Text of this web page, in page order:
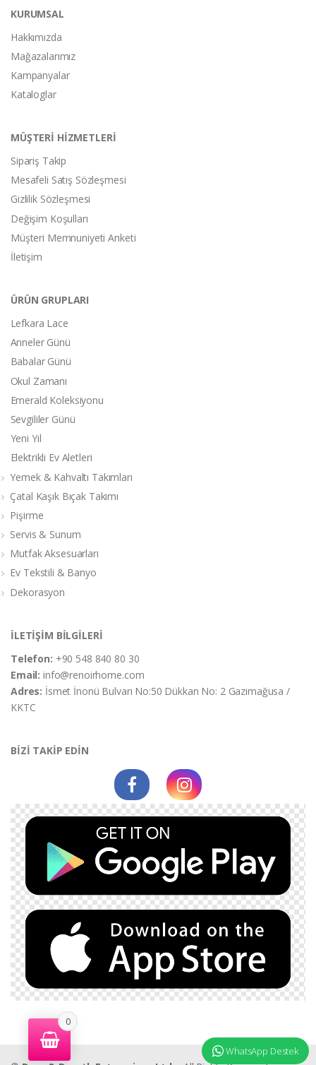
KURUMSAL
Hakkımızda
Mağazalarımız
Kampanyalar
Kataloglar
MÜŞTERİ HİZMETLERİ
Sipariş Takip
Mesafeli Satış Sözleşmesi
Gizlilik Sözleşmesi
Değişim Koşulları
Müşteri Memnuniyeti Anketi
İletişim
ÜRÜN GRUPLARI
Lefkara Lace
Anneler Günü
Babalar Günü
Okul Zamanı
Emerald Koleksiyonu
Sevgililer Günü
Yeni Yıl
Elektrikli Ev Aletleri
Yemek & Kahvaltı Takımları
Çatal Kaşık Bıçak Takımı
Pişirme
Servis & Sunum
Mutfak Aksesuarları
Ev Tekstili & Banyo
Dekorasyon
İLETİŞİM BİLGİLERİ
Telefon: +90 548 840 80 30
Email:info@renoirhome.com
Adres: İsmet İnonü Bulvarı No:50 Dükkan No: 2 Gazimağusa /
KKTC
BİZİ TAKİP EDİN
0
WhatsApp Destek